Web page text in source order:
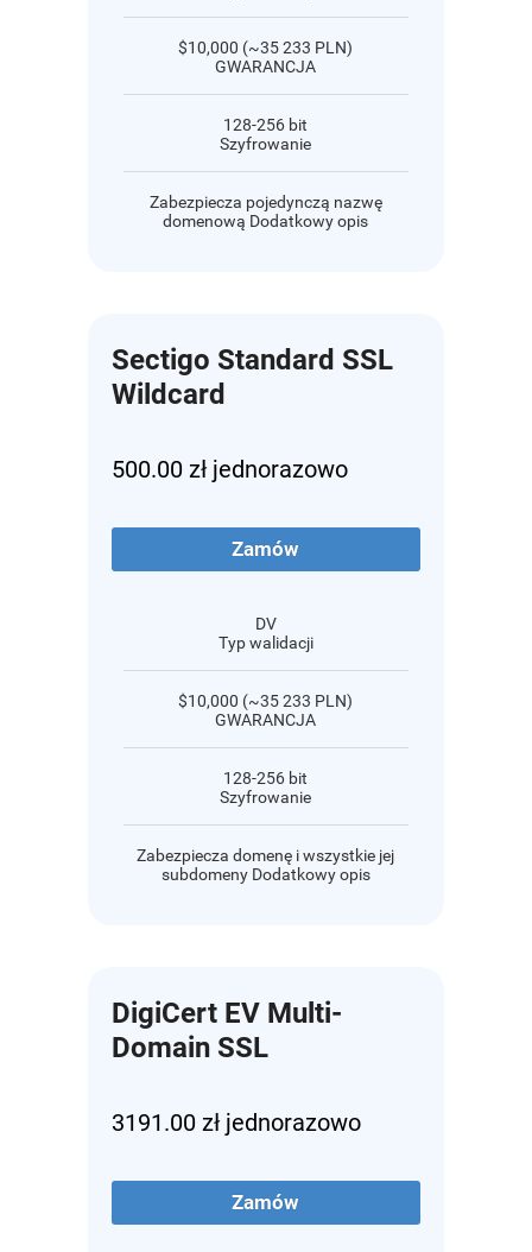
$10,000 (~35 233 PLN)
GWARANCJA
128-256 bit
Szyfrowanie
Zabezpiecza pojedynczą nazwę
domenową Dodatkowy opis
Sectigo Standard SSL
Wildcard
500.00 zł jednorazowo
Zamów
DV
Typ walidacji
$10,000 (~35 233 PLN)
GWARANCJA
128-256 bit
Szyfrowanie
Zabezpiecza domenę i wszystkie jej
subdomeny Dodatkowy opis
DigiCert EV Multi-
Domain SSL
3191.00 zł jednorazowo
Zamów